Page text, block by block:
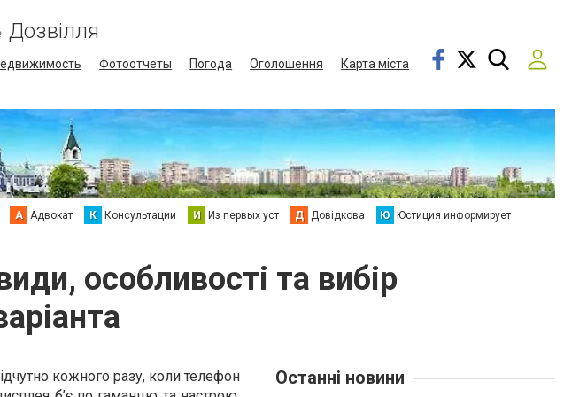
Дозвілля
Фотоотчеты Погода Оголошення
Карта міста
А Адвокат К Консультации И Из первых уст Д Довідкова Ю Юстиция информирует
особливості та вибір
кожного разу, коли телефон
Останні новини